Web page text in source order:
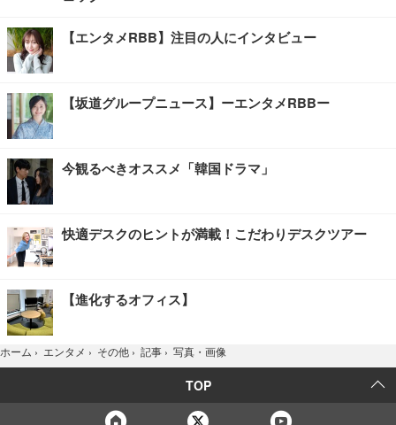
【エンタメRBB】注目の人にインタビュー
【坂道グループニュース】ーエンタメRBBー
今観るべきオススメ「韓国ドラマ」
快適デスクのヒントが満載！こだわりデスクツアー
【進化するオフィス】
ホーム › エンタメ › その他 › 記事 › 写真・画像
TOP